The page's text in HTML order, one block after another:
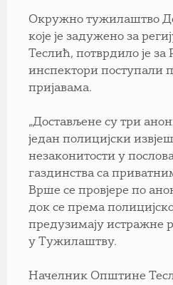
Окружно тужилаштво
које је задужено за
Теслић, потврдило је за
инспектори поступали
пријавама.
„Достављене су три
један полицијски
незаконитости у
газдинства са
Врше се провјере по
док се према
предузимају истражне
у Тужилаштву.
Начелник Општине